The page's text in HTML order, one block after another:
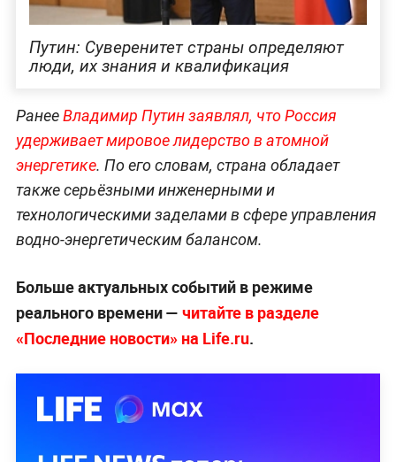
Путин: Суверенитет страны определяют
люди, их знания и квалификация
РанееВладимир Путин заявлял, что Россия
удерживает мировое лидерство в атомной
энергетике. По его словам, страна обладает
также серьёзными инженерными и
технологическими заделами в сфере управления
водно-энергетическим балансом.
Больше актуальных событий в режиме
реального времени — читайте в разделе
«Последние новости» на Life.ru.